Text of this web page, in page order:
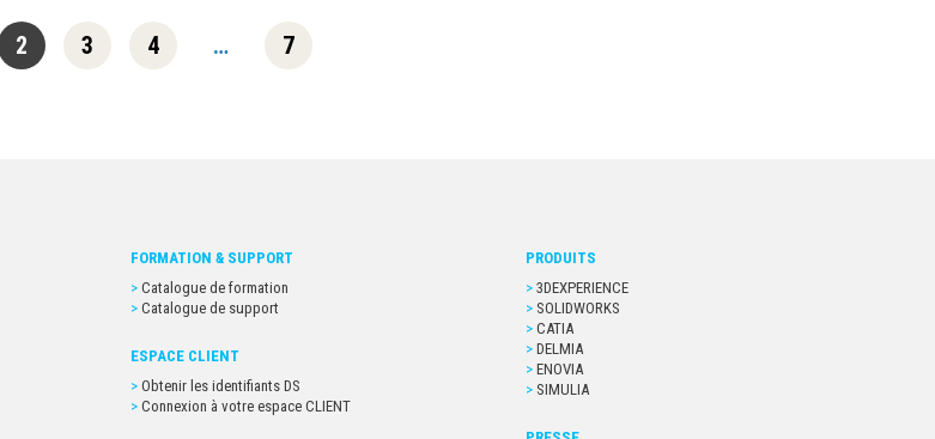
2 3 4 … 7
FORMATION & SUPPORT
Catalogue de formation
Catalogue de support
ESPACE CLIENT
Obtenir les identifiants DS
Connexion à votre espace CLIENT
PRODUITS
3DEXPERIENCE
SOLIDWORKS
CATIA
DELMIA
ENOVIA
SIMULIA